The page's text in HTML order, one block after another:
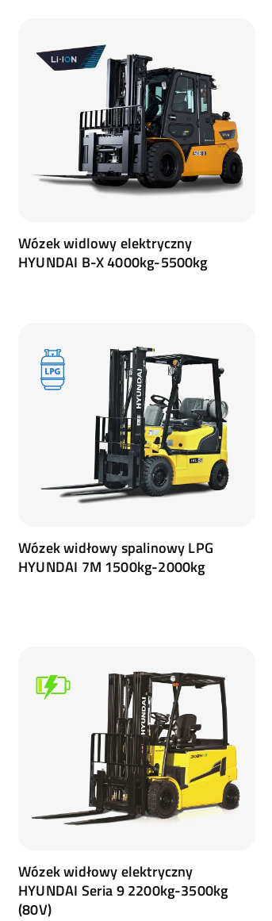
Wózek widlowy elektryczny
HYUNDAI B-X 4000kg-5500kg
Wózek widłowy spalinowy LPG
HYUNDAI 7M 1500kg-2000kg
Wózek widłowy elektryczny
HYUNDAI Seria 9 2200kg-3500kg
(80V)